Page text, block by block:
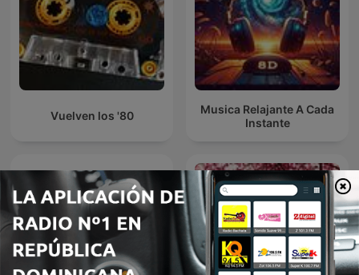
Vuelven los '80
Musica Relajante A Cada
Instante